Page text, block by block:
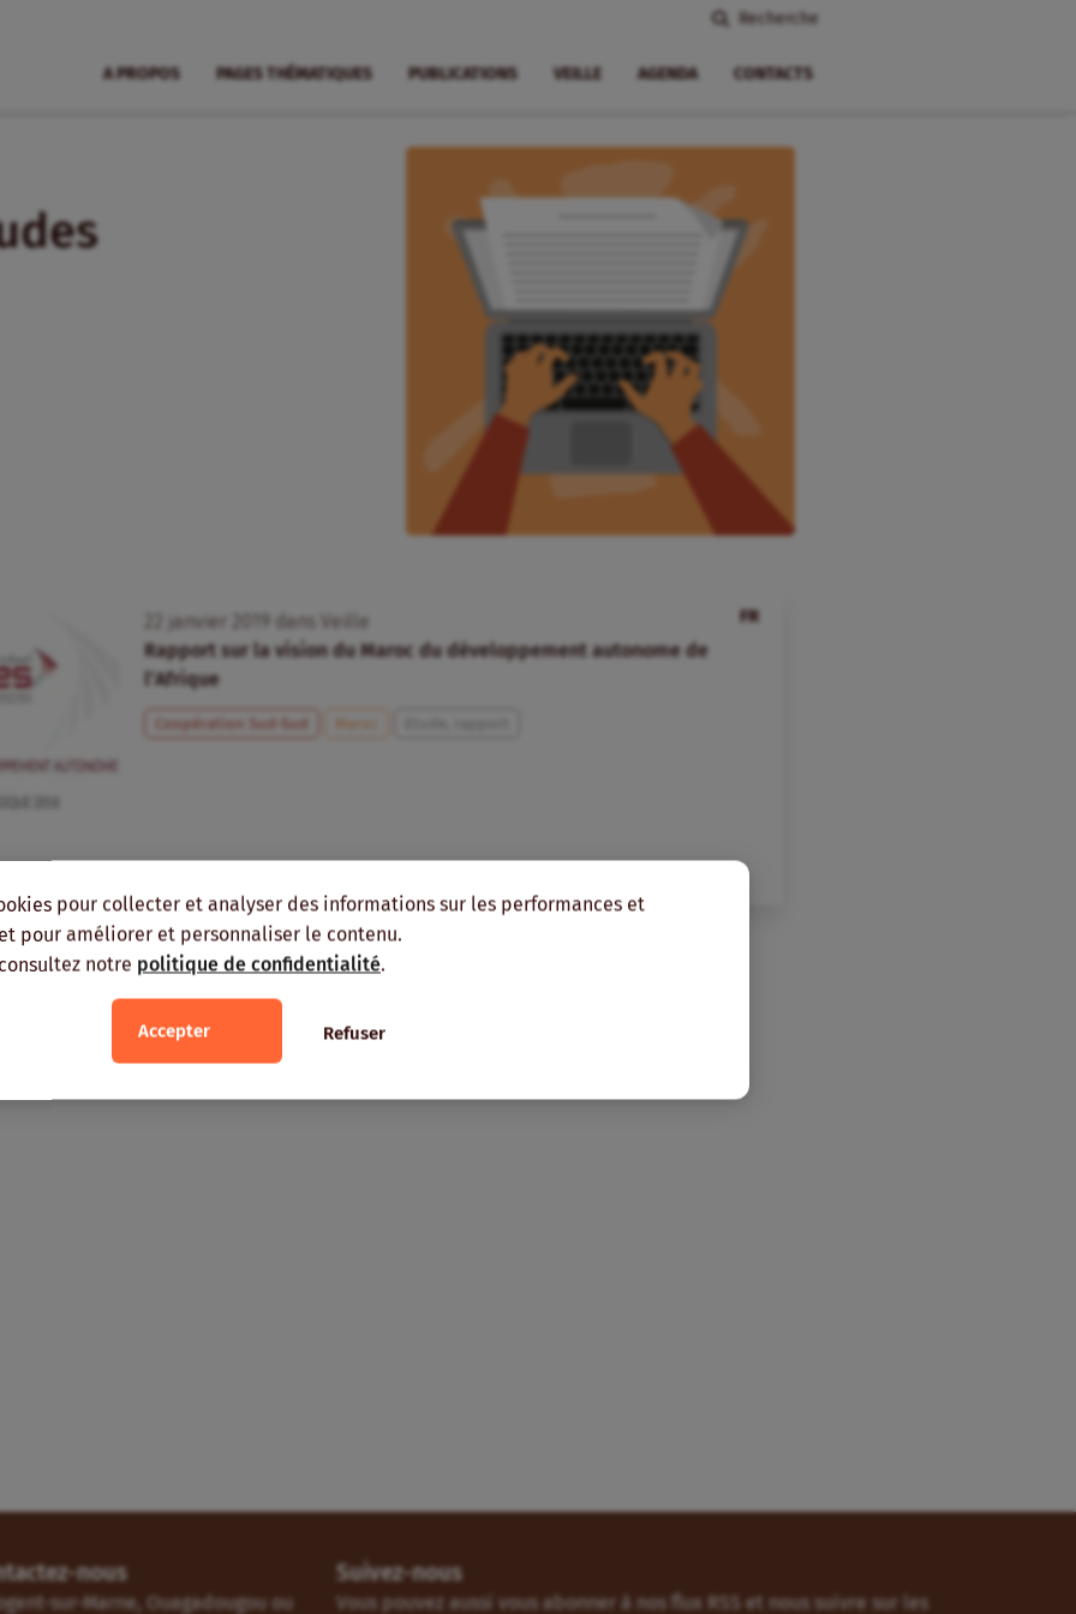
pour collecter et analyser des informations sur les performances et
pour améliorer et personnaliser le contenu.
notre politique de confidentialité.
Accepter Refuser
Recherche
A PROPOS PAGES THÉMATIQUES PUBLICATIONS VEILLE AGENDA CONTACTS
FR
janvier dans
Veille
Rapport sur la vision du Maroc du développement autonome de
l’Afrique
Coopération Sud-Sud Maroc
nous
sur-Marne, Ouagadougou ou
Suivez-nous
Vous pouvez aussi vous abonner à nos flux RSS et nous suivre sur les